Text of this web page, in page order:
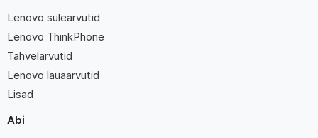
Lenovo sülearvutid
Lenovo ThinkPhone
Tahvelarvutid
Lenovo lauaarvutid
Lisad
Abi